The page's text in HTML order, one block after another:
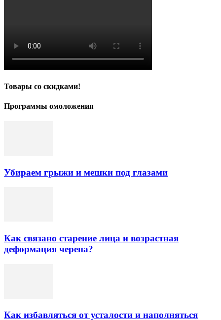
Товары со скидками!
Программы омоложения
Убираем грыжи и мешки под глазами
Как связано старение лица и возрастная
деформация черепа?
Как избавляться от усталости и наполняться